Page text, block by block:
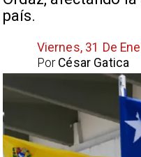
país.
Viernes, 31 De
César Gatica
Por